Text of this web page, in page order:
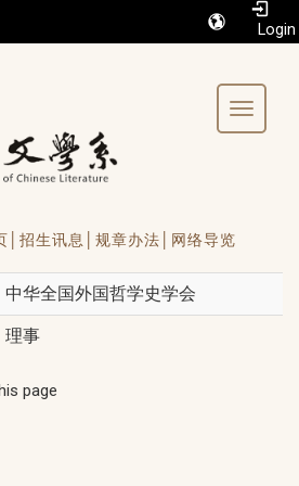
Toggle
招生讯息│ 规章办法│ 网络导览
中华全国外国哲学史学会
理事
page